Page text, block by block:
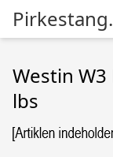
Westin W3
lbs